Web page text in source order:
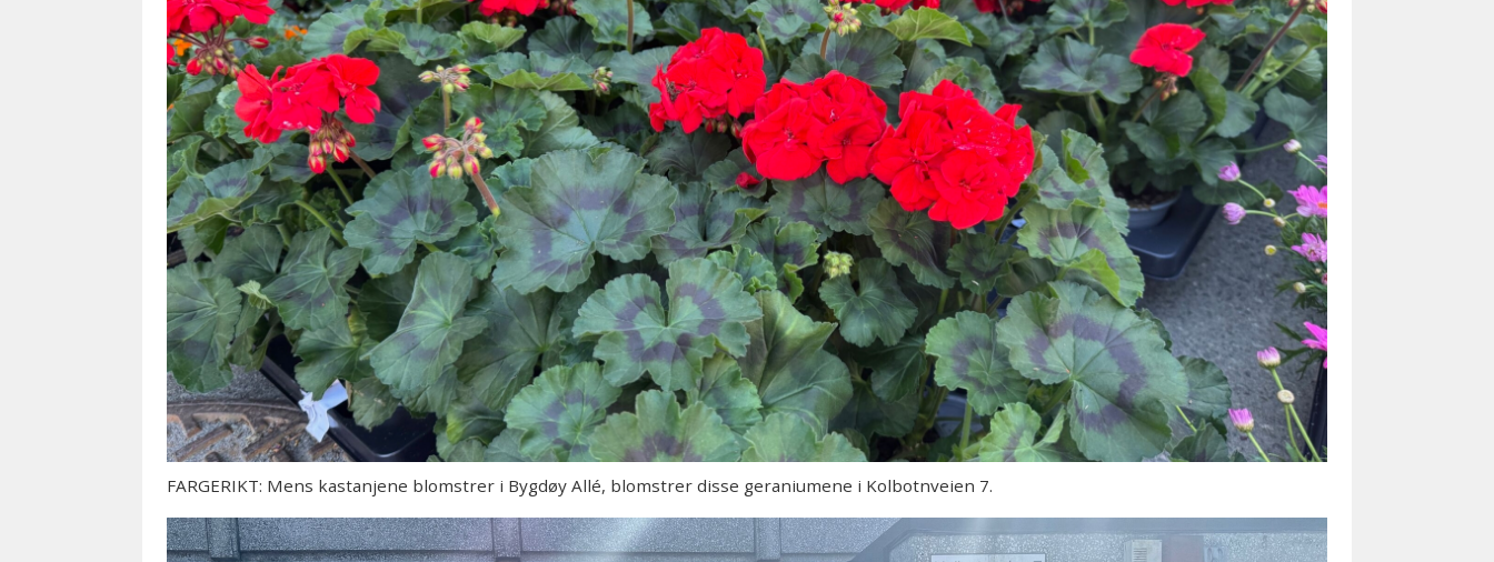
FARGERIKT: Mens kastanjene blomstrer i Bygdøy Allé, blomstrer disse geraniumene i Kolbotnveien 7.